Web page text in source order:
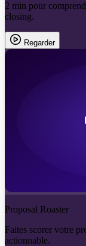
2 min pour
closing.
Regarder
Proposal Roaster
Faites scorer votre
actionnable.